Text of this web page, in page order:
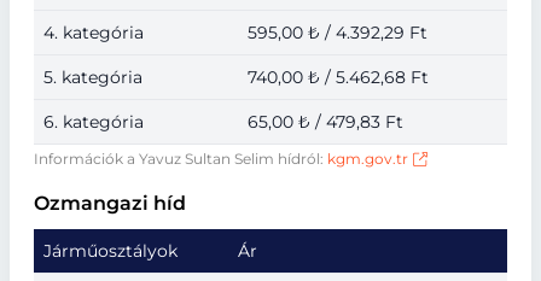
Információk a Yavuz Sultan Selim hídról: kgm.gov.tr
4. kategória 595,00 ₺ / 4.392,29 Ft
5. kategória 740,00 ₺ / 5.462,68 Ft
6. kategória 65,00 ₺ / 479,83 Ft
Ozmangazi híd
Járműosztályok Ár